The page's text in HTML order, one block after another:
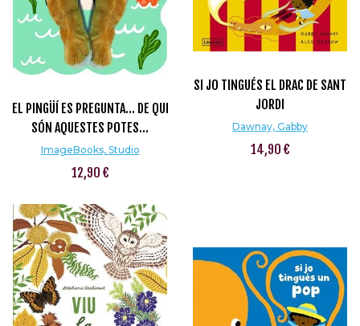
EL PINGÜÍ ES PREGUNTA... DE QUI
SÓN AQUESTES POTES...
ImageBooks, Studio
12,90 €
SI JO TINGUÉS EL DRAC DE SANT
JORDI
Dawnay, Gabby
14,90 €